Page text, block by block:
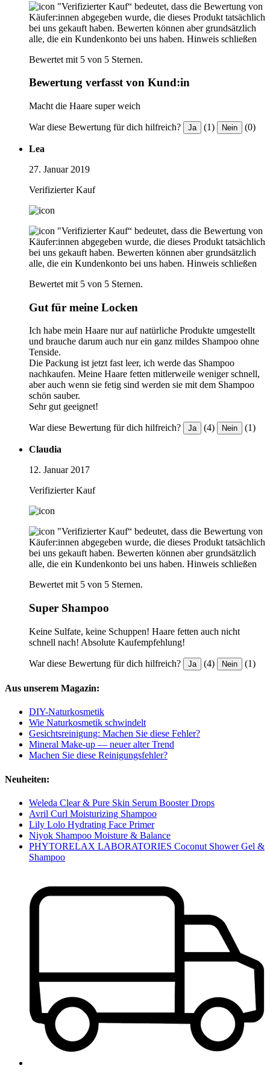
"Verifizierter Kauf“ bedeutet, dass die Bewertung von
Käufer:innen abgegeben wurde, die dieses Produkt tatsächlich
bei uns gekauft haben. Bewerten können aber grundsätzlich
alle, die ein Kundenkonto bei uns haben. Hinweis schließen
Bewertet mit 5 von 5 Sternen.
Bewertung verfasst von Kund:in
Macht die Haare super weich
War diese Bewertung für dich hilfreich? Ja (1) Nein (0)
Lea
27. Januar 2019
Verifizierter Kauf
"Verifizierter Kauf“ bedeutet, dass die Bewertung von
Käufer:innen abgegeben wurde, die dieses Produkt tatsächlich
bei uns gekauft haben. Bewerten können aber grundsätzlich
alle, die ein Kundenkonto bei uns haben. Hinweis schließen
Bewertet mit 5 von 5 Sternen.
Gut für meine Locken
Ich habe mein Haare nur auf natürliche Produkte umgestellt
und brauche darum auch nur ein ganz mildes Shampoo ohne
Tenside.
Die Packung ist jetzt fast leer, ich werde das Shampoo
nachkaufen. Meine Haare fetten mitlerweile weniger schnell,
aber auch wenn sie fetig sind werden sie mit dem Shampoo
schön sauber.
Sehr gut geeignet!
War diese Bewertung für dich hilfreich? Ja (4) Nein (1)
Claudia
12. Januar 2017
Verifizierter Kauf
"Verifizierter Kauf“ bedeutet, dass die Bewertung von
Käufer:innen abgegeben wurde, die dieses Produkt tatsächlich
bei uns gekauft haben. Bewerten können aber grundsätzlich
alle, die ein Kundenkonto bei uns haben. Hinweis schließen
Bewertet mit 5 von 5 Sternen.
Super Shampoo
Keine Sulfate, keine Schuppen! Haare fetten auch nicht
schnell nach! Absolute Kaufempfehlung!
War diese Bewertung für dich hilfreich? Ja (4) Nein (1)
Aus unserem Magazin:
DIY-Naturkosmetik
Wie Naturkosmetik schwindelt
Gesichtsreinigung: Machen Sie diese Fehler?
Mineral Make-up — neuer alter Trend
Machen Sie diese Reinigungsfehler?
Neuheiten:
Weleda Clear & Pure Skin Serum Booster Drops
Avril Curl Moisturizing Shampoo
Lily Lolo Hydrating Face Primer
Niyok Shampoo Moisture & Balance
PHYTORELAX LABORATORIES Coconut Shower Gel &
Shampoo